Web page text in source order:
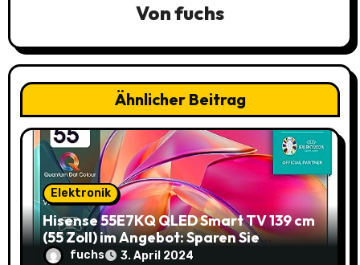
g
a
t
i
o
n
Vonfuchs
Ähnlicher Beitrag
Elektronik
Hisense 55E7KQ QLED Smart TV 139 cm
(55 Zoll) im Angebot: Sparen Sie
145,85€!
fuchs 3. April 2024